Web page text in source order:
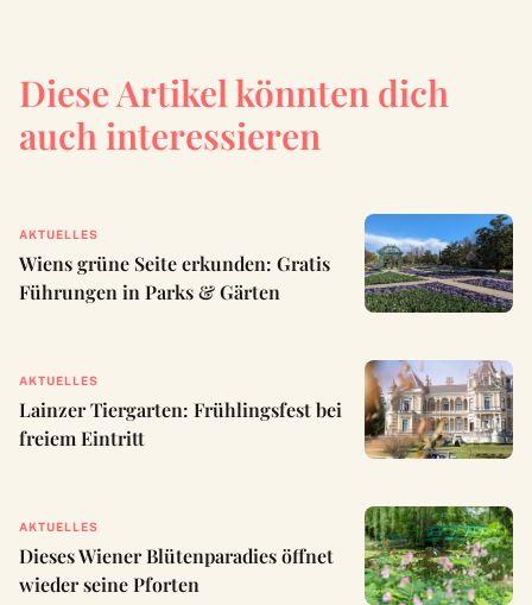
Diese Artikel könnten dich
auch interessieren
AKTUELLES
Wiens grüne Seite erkunden: Gratis
Führungen in Parks & Gärten
AKTUELLES
Lainzer Tiergarten: Frühlingsfest bei
freiem Eintritt
AKTUELLES
Dieses Wiener Blütenparadies öffnet
wieder seine Pforten